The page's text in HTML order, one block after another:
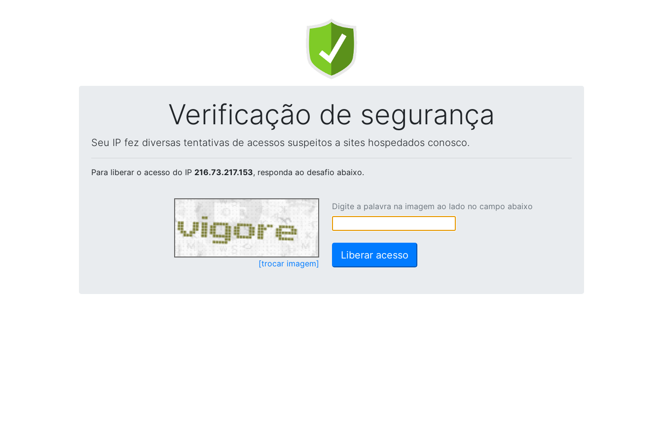
Verificação de segurança
Seu IP fez diversas tentativas de acessos suspeitos a sites hospedados conosco.
Para liberar o acesso do IP 216.73.217.153, responda ao desafio abaixo.
[trocar imagem]
Digite a palavra na imagem ao lado no campo abaixo